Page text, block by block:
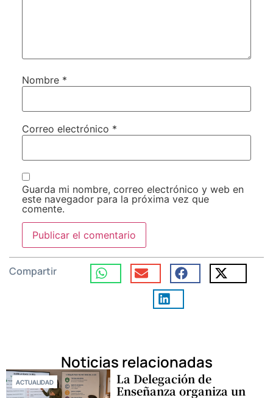
Nombre *
Correo electrónico *
Guarda mi nombre, correo electrónico y web en
este navegador para la próxima vez que
comente.
Compartir
Noticias relacionadas
ACTUALIDAD La Delegación de
Enseñanza organiza un